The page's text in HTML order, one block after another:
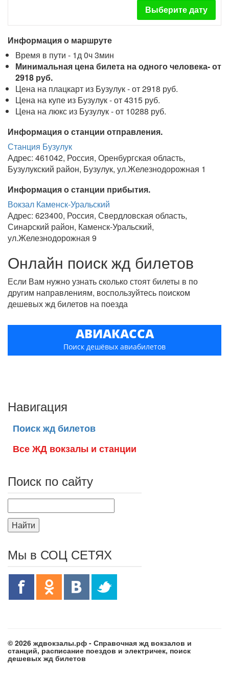
Выберите дату
Информация о маршруте
Время в пути - 1д 0ч 3мин
Минимальная цена билета на одного человека- от
2918 руб.
Цена на плацкарт из Бузулук - от 2918 руб.
Цена на купе из Бузулук - от 4315 руб.
Цена на люкс из Бузулук - от 10288 руб.
Информация о станции отправления.
Станция Бузулук
Адрес: 461042, Россия, Оренбургская область,
Бузулукский район, Бузулук, ул.Железнодорожная 1
Информация о станции прибытия.
Вокзал Каменск-Уральский
Адрес: 623400, Россия, Свердловская область,
Синарский район, Каменск-Уральский,
ул.Железнодорожная 9
Онлайн поиск жд билетов
Если Вам нужно узнать сколько стоят билеты в по
другим направлениям, воспользуйтесь поиском
дешевых жд билетов на поезда
АВИАКАССА
Поиск дешёвых авиабилетов
Навигация
Поиск жд билетов
Все ЖД вокзалы и станции
Поиск по сайту
Найти
Мы в СОЦ СЕТЯХ
© 2026 ждвокзалы.рф - Справочная жд вокзалов и
станций, расписание поездов и электричек, поиск
дешевых жд билетов